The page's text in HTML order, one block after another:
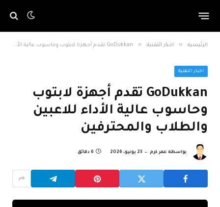
الرئيسية » اخبار التقنية » GoDukkan تقدم أجهزة لابتوب وحاسوب عالية الأداء للاعبين والطلاب والمحترفين
اخبار التقنية
GoDukkan تقدم أجهزة لابتوب
وحاسوب عالية الأداء للاعبين
والطلاب والمحترفين
بواسطة عمر كرم 23 يونيو، 2026 6 دقائق